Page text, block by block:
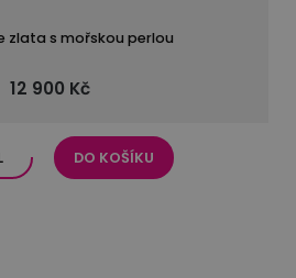
zlata s mořskou perlou
12 900 Kč
DO KOŠÍKU